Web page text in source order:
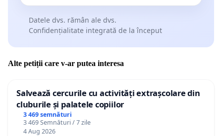
democrației – petiția.
Sfântu Gheorghe și Consiliul Local al Municipiului
ordonator de credite:
1) identificarea cu celeritate a unor soluții practice
și fiabile în vederea reluării de urgență și
Datele dvs. rămân ale dvs.
Confidențialitate integrată de la început
Alte petiții care v-ar putea interesa
Salvează cercurile cu activități extrașcolare din
cluburile și palatele copiilor
3 469 semnături
3 469 Semnături / 7 zile
4 Aug 2026